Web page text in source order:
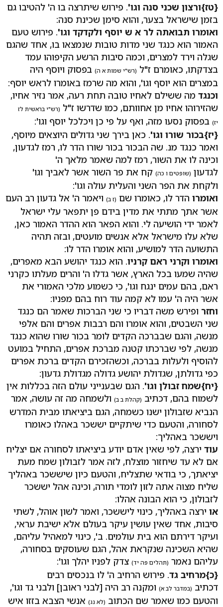
{טז}ורצון שכני סנה וגו'. פירוש שיתרצה בו ה' להטיבו גם
בזמן שישראל בצער, והוא סימן שכינת סנה:
ואומרו תבואתה לר א ש יוסף ולקדקד וגו'. פירוש טעם
האמור הוא כנגד שני מדות טובות שנמצאו בו, אחד שהגם
שגלה וירד למצרים, וכמה סיבות הרשע הקיפוהו עמד
בצדקתו, כאומרם ז"ל (רש"י שמות א ה) בפסוק ויוסף היה
במצרים הוא יוסף וגו', והוא מה שרמז באומרו לראש יוסף:
וכנגד מה ששילם לאחיו טובה תחת רעה, אמר נזיר אחיו,
שהזירוהו אחיו מן אחוותם, כמו שדרשו ז"ל (רש"י בראשית לז
יז) בפסוק נסעו מזה, ואף על פי כן ויכלכל יוסף וגו':
{יז}בכור שורו וגו'. כאן בירך שני גדולים היוצאים מיוסף,
ואמר כנגד מנ. שה הבכור בכור שורו הדר לו, רמז לגדעון,
וכינה לו את השור, רמז למה שאמר מלאך ה'
לגדעון (שופטים ו כה) קח את פר השור אשר לאביך וגו'
ולקחת את הפר השני והעלית עולה וגו':
ואומרו הדר לו, כאומרו שם (ז ב) ויאמר ה' אל גדעון רב העם
אשר אתך מתתי את מדין בידם פן יתפאר עלי ישראל
לאמר ידי הושיעה לי. והוא הפאר הוא ההדר האמור כאן,
שלא עלו מישראל אלא אנשים מועטים, ובזה תהיה
התשועה הדר למושיע, והוא אומרו הדר לו:
ואומרו וקרני ראם קרניו. הוא כנגד יהושע הבא מאפרים,
שהיה שמעו בכל הארץ, אשר גדלו ה' והרים מעלתו כקרני
ראם, בהם עמים ינגח וגו', כי כשמוע מלכי האמורי את
אשר היה ה' עמו לא קמה עוד רוח בהם מפניו:
וחזר ופירש משה דבריו כי שני הברכות שאמר הם כנגד
שני השבטים, והוא אומרו והם רבבות אפרים והם אלפי
מנשה, והגם שבברכה הקדים לומר בכור שורו שהוא כנגד
מנשה, לפי שברכתו קטנה מברכת אפרים, התחיל במועט
להוסיף ולעלות בברכה, וכשהזכירם הקדים ברכת אפרים
כפי גדולתן, שגדולת יהושע גדולה מגדולת גדעון:
{יח}שמח זבולן וגו'. הגם שבענייני עולם הזה בכללות אין
לשמוח בהם, דכתיב (קהלת ב ב) ולשמחה מה זה עושה, אמר
הנביא שזבולון ישנו כשמחה, הגם ביציאתו מבית המדרש
לסחורה, והטעם כדי שיתקיים יששכר באהלו כאומרו
ויששכר באהליך:
עוד ירצה, לפי שאין אדם יודע ביציאתו לסחורה אם יצליח
אם לא עד שיחזור מוצלח, לזה אמר לזבולון שמח מעת
יציאתך, כי בודאי שתצליח, והטעם כיון שיששכר באהליך
שליח מצוה אתה לזון לומדי תורה, וכינה אהל יששכר
לזבולון, כי הוא הבונה אהלו:
או ירצה באהליך, כינוי ליששכר, ואמר לשון אוהל, לשתי
סיבות, אחד שאין עושין עיקר בעולם אלא ישיבת עראי,
ועיקר דירתם הוא בית עולמים. ב', כינוי למאהיל עליהם,
שהיא השכינה שנקראת אהל, הגם שעוסקים בסחורה,
עליהם נאמר (תהלים פה יד) צדק לפניו יהלך וגו':
{כ}מרחיב גד. פירוש הרחיב ה' לו בנכסים רבים
דכתיב (במדבר לב א) ומקנה רב היה [לבני ראובן] ולבני גד וגו',
והטעם כמו שאמר שם הכתוב (לא נג) אנשי הצבא בזזו איש